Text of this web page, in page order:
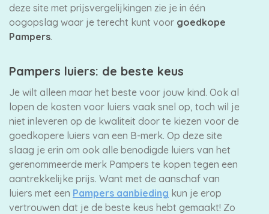
deze site met prijsvergelijkingen zie je in één
oogopslag waar je terecht kunt voor goedkope
Pampers.
Pampers luiers: de beste keus
Je wilt alleen maar het beste voor jouw kind. Ook al
lopen de kosten voor luiers vaak snel op, toch wil je
niet inleveren op de kwaliteit door te kiezen voor de
goedkopere luiers van een B-merk. Op deze site
slaag je erin om ook alle benodigde luiers van het
gerenommeerde merk Pampers te kopen tegen een
aantrekkelijke prijs. Want met de aanschaf van
luiers met een Pampers aanbieding kun je erop
vertrouwen dat je de beste keus hebt gemaakt! Zo